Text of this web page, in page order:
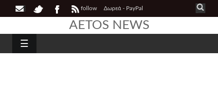
follow Δωρεά - PayPal
AETOS NEWS
☰